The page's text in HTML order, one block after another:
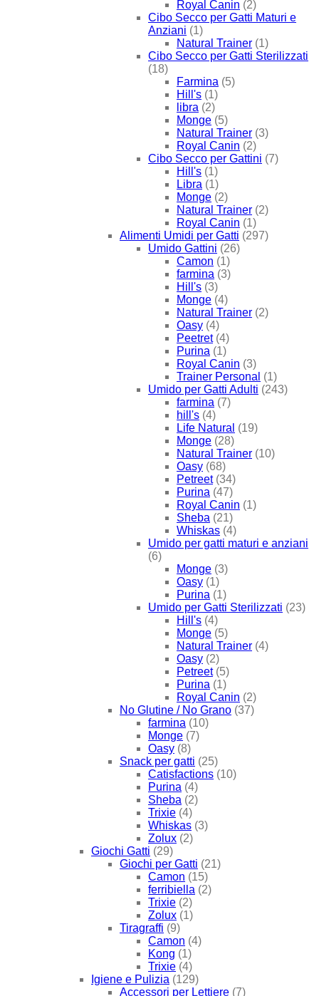
Royal Canin (2)
Cibo Secco per Gatti Maturi e
Anziani (1)
Natural Trainer (1)
Cibo Secco per Gatti Sterilizzati
(18)
Farmina (5)
Hill's (1)
libra (2)
Monge (5)
Natural Trainer (3)
Royal Canin (2)
Cibo Secco per Gattini (7)
Hill's (1)
Libra (1)
Monge (2)
Natural Trainer (2)
Royal Canin (1)
Alimenti Umidi per Gatti (297)
Umido Gattini (26)
Camon (1)
farmina (3)
Hill's (3)
Monge (4)
Natural Trainer (2)
Oasy (4)
Peetret (4)
Purina (1)
Royal Canin (3)
Trainer Personal (1)
Umido per Gatti Adulti (243)
farmina (7)
hill's (4)
Life Natural (19)
Monge (28)
Natural Trainer (10)
Oasy (68)
Petreet (34)
Purina (47)
Royal Canin (1)
Sheba (21)
Whiskas (4)
Umido per gatti maturi e anziani
(6)
Monge (3)
Oasy (1)
Purina (1)
Umido per Gatti Sterilizzati (23)
Hill's (4)
Monge (5)
Natural Trainer (4)
Oasy (2)
Petreet (5)
Purina (1)
Royal Canin (2)
No Glutine / No Grano (37)
farmina (10)
Monge (7)
Oasy (8)
Snack per gatti (25)
Catisfactions (10)
Purina (4)
Sheba (2)
Trixie (4)
Whiskas (3)
Zolux (2)
Giochi Gatti (29)
Giochi per Gatti (21)
Camon (15)
ferribiella (2)
Trixie (2)
Zolux (1)
Tiragraffi (9)
Camon (4)
Kong (1)
Trixie (4)
Igiene e Pulizia (129)
Accessori per Lettiere (7)